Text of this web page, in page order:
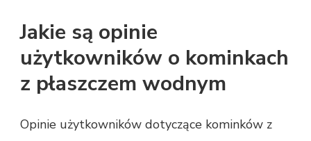
Jakie są opinie
użytkowników o kominkach
z płaszczem wodnym
Opinie użytkowników dotyczące kominków z